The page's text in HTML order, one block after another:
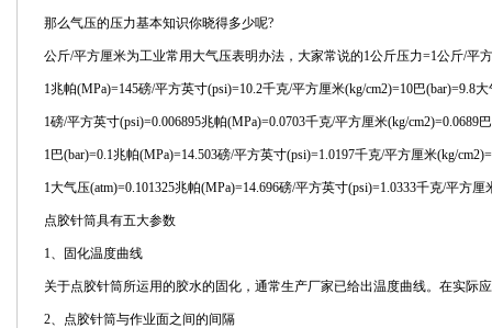
那么气压的压力基本知识你晓得多少呢?
公斤/平方厘米为工业常用大气压表明办法，大家常说的1公斤压力=1公斤/平
1兆帕(MPa)=145磅/平方英寸(psi)=10.2千克/平方厘米(kg/cm2)=10巴(bar)=9.8大
1磅/平方英寸(psi)=0.006895兆帕(MPa)=0.0703千克/平方厘米(kg/cm2)=0.0689巴
1巴(bar)=0.1兆帕(MPa)=14.503磅/平方英寸(psi)=1.0197千克/平方厘米(kg/
1大气压(atm)=0.101325兆帕(MPa)=14.696磅/平方英寸(psi)=1.0333千克/平方厘
点胶针筒具有五大参数
1、固化温度曲线
关于点胶针筒所运用的胶水的固化，通常生产厂家已给出温度曲线。在实际
2、点胶针筒与作业面之间的间隔